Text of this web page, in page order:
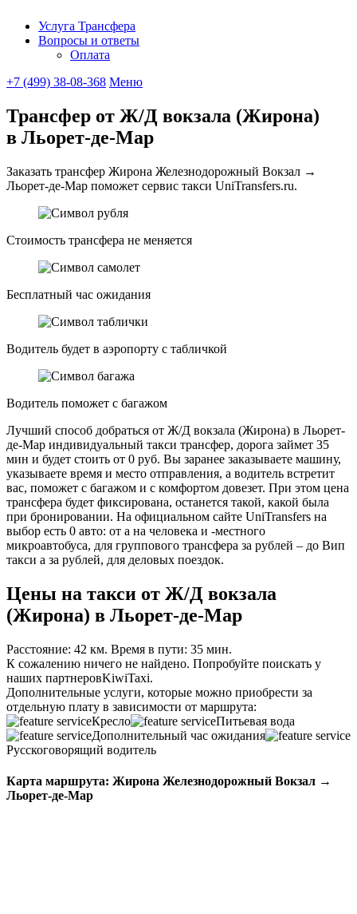
Услуга Трансфера
Вопросы и ответы
Оплата
+7 (499) 38-08-368 Меню
Трансфер от Ж/Д вокзала (Жирона)
в Льорет-де-Мар
Заказать трансфер Жирона Железнодорожный Вокзал →
Льорет-де-Мар поможет сервис такси UniTransfers.ru.
Стоимость трансфера не меняется
Бесплатный час ожидания
Водитель будет в аэропорту с табличкой
Водитель поможет с багажом
Лучший способ добраться от Ж/Д вокзала (Жирона) в Льорет-
де-Мар индивидуальный такси трансфер, дорога займет 35
мин и будет стоить от 0 руб. Вы заранее заказываете машину,
указываете время и место отправления, а водитель встретит
вас, поможет с багажом и с комфортом довезет. При этом цена
трансфера будет фиксирована, останется такой, какой была
при бронировании. На официальном сайте UniTransfers на
выбор есть 0 авто: от а на человека и -местного
микроавтобуса, для группового трансфера за рублей – до Вип
такси а за рублей, для деловых поездок.
Цены на такси от Ж/Д вокзала
(Жирона) в Льорет-де-Мар
Расстояние: 42 км. Время в пути: 35 мин.
К сожалению ничего не найдено. Попробуйте поискать у
наших партнеровKiwiTaxi.
Дополнительные услуги, которые можно приобрести за
отдельную плату в зависимости от маршрута:
Кресло
Питьевая вода
Дополнительный час ожидания
Русскоговорящий водитель
Карта маршрута: Жирона Железнодорожный Вокзал →
Льорет-де-Мар